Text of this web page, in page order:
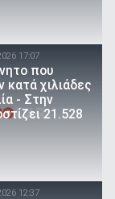
17:07
που
κατά χιλιάδες
- Στην
21.528
12:37